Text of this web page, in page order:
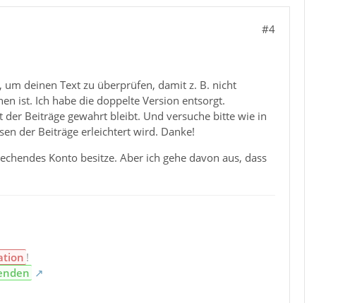
#4
deinen Text zu überprüfen, damit z. B. nicht
ist. Ich habe die doppelte Version entsorgt.
Beiträge gewahrt bleibt. Und versuche bitte wie in
der Beiträge erleichtert wird. Danke!
Konto besitze. Aber ich gehe davon aus, dass
!